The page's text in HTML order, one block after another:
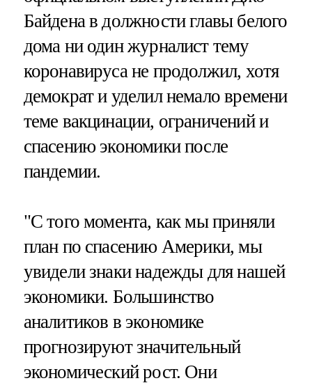
Байдена в должности главы белого
дома ни один журналист тему
коронавируса не продолжил, хотя
демократ и уделил немало времени
теме вакцинации, ограничений и
спасению экономики после
пандемии.
"С того момента, как мы приняли
план по спасению Америки, мы
увидели знаки надежды для нашей
экономики. Большинство
аналитиков в экономике
прогнозируют значительный
экономический рост. Они